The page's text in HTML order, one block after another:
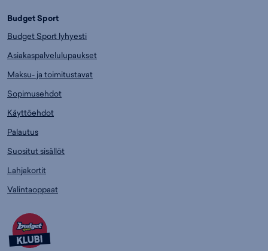
Budget Sport
Budget Sport lyhyesti
Asiakaspalvelulupaukset
Maksu- ja toimitustavat
Sopimusehdot
Käyttöehdot
Palautus
Suositut sisällöt
Lahjakortit
Valintaoppaat